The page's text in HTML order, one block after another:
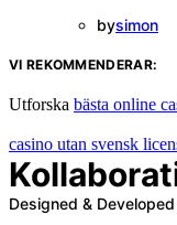
bysimon
VI REKOMMENDERAR:
Utforska bästa online
casino utan svensk
Designed &